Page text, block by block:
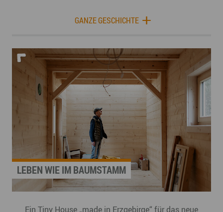
GANZE GESCHICHTE
LEBEN WIE IM BAUMSTAMM
Ein Tiny House „made in Erzgebirge“ für das neue